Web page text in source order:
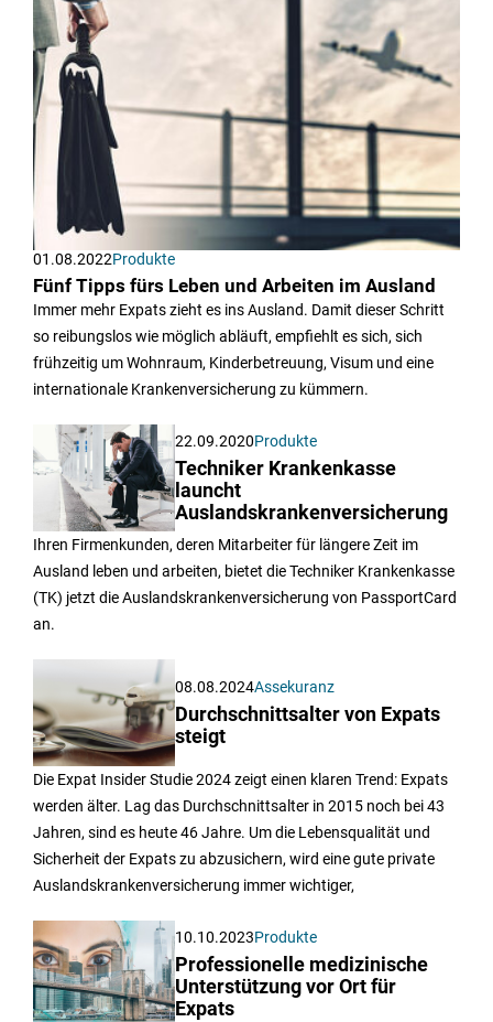
01.08.2022Produkte
Fünf Tipps fürs Leben und Arbeiten im Ausland
Immer mehr Expats zieht es ins Ausland. Damit dieser Schritt
so reibungslos wie möglich abläuft, empfiehlt es sich, sich
frühzeitig um Wohnraum, Kinderbetreuung, Visum und eine
internationale Krankenversicherung zu kümmern.
22.09.2020Produkte
Techniker Krankenkasse
launcht
Auslandskrankenversicherung
Ihren Firmenkunden, deren Mitarbeiter für längere Zeit im
Ausland leben und arbeiten, bietet die Techniker Krankenkasse
(TK) jetzt die Auslandskrankenversicherung von PassportCard
an.
08.08.2024Assekuranz
Durchschnittsalter von Expats
steigt
Die Expat Insider Studie 2024 zeigt einen klaren Trend: Expats
werden älter. Lag das Durchschnittsalter in 2015 noch bei 43
Jahren, sind es heute 46 Jahre. Um die Lebensqualität und
Sicherheit der Expats zu abzusichern, wird eine gute private
Auslandskrankenversicherung immer wichtiger,
10.10.2023Produkte
Professionelle medizinische
Unterstützung vor Ort für
Expats